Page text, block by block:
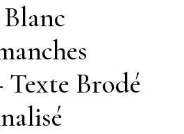
Texte Brodé